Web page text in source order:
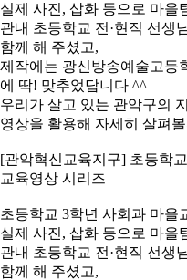
실제 사진, 삽화 등으로 마을
관내 초등학교 전·현직 선생
함께 해 주셨고,
제작에는 광신방송예술고등
에 딱! 맞추었답니다 ^^
우리가 살고 있는 관악구의
영상을 활용해 자세히 살펴
[관악혁신교육지구] 초등학
교육영상 시리즈
초등학교 3학년 사회과 마을
실제 사진, 삽화 등으로 마을
관내 초등학교 전·현직 선생
함께 해 주셨고,